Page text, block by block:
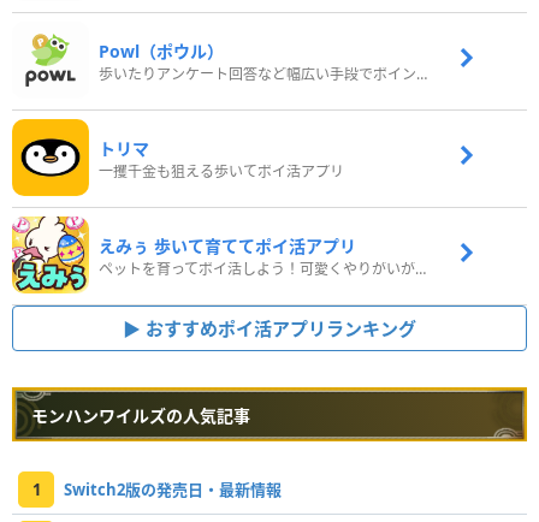
Powl（ポウル）
歩いたりアンケート回答など幅広い手段でポイントをゲット
トリマ
一攫千金も狙える歩いてポイ活アプリ
えみぅ 歩いて育ててポイ活アプリ
ペットを育ってポイ活しよう！可愛くやりがいがある新感覚アプリ
おすすめポイ活アプリランキング
モンハンワイルズの人気記事
1 Switch2版の発売日・最新情報